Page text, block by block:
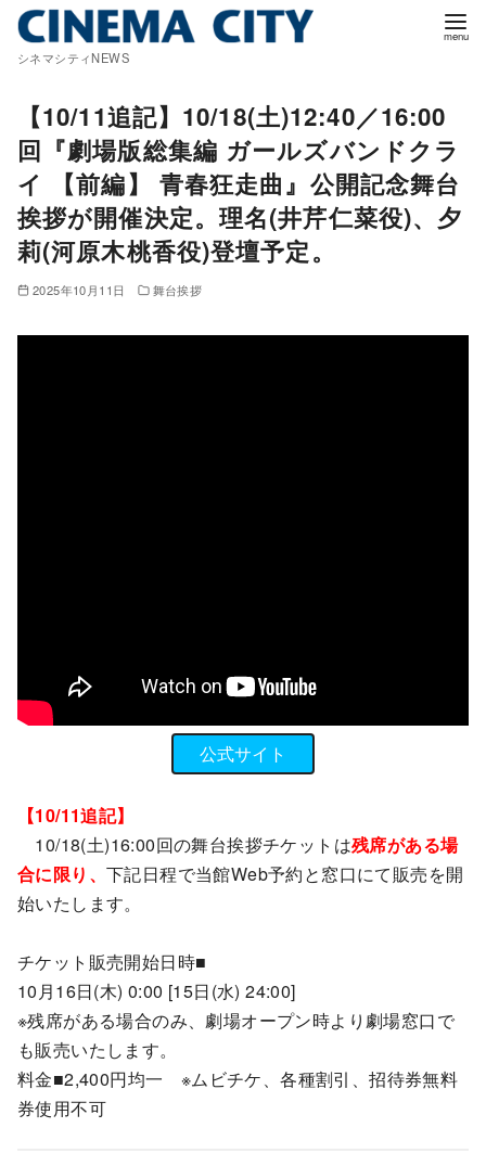
シネマシティNEWS
【10/11追記】10/18(土)12:40／16:00
回『劇場版総集編 ガールズバンドクラ
イ 【前編】 青春狂走曲』公開記念舞台
挨拶が開催決定。理名(井芹仁菜役)、夕
莉(河原木桃香役)登壇予定。
2025年10月11日 舞台挨拶
公式サイト
【10/11追記】
10/18(土)16:00回の舞台挨拶チケットは残席がある場
合に限り、 下記日程で当館Web予約と窓口にて販売を開
始いたします。
チケット販売開始日時■
10月16日(木) 0:00 [15日(水) 24:00]
※残席がある場合のみ、劇場オープン時より劇場窓口で
も販売いたします。
料金■2,400円均一 ※ムビチケ、各種割引、招待券無料
券使用不可